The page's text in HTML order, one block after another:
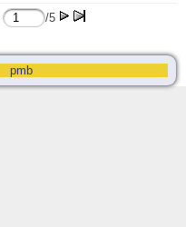
/5
pmb